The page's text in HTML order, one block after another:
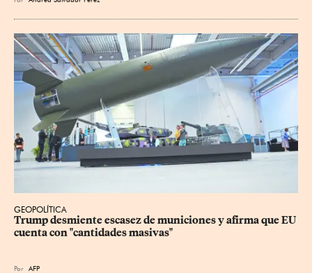
GEOPOLÍTICA
Trump desmiente escasez de municiones y afirma que EU
cuenta con "cantidades masivas"
Por AFP